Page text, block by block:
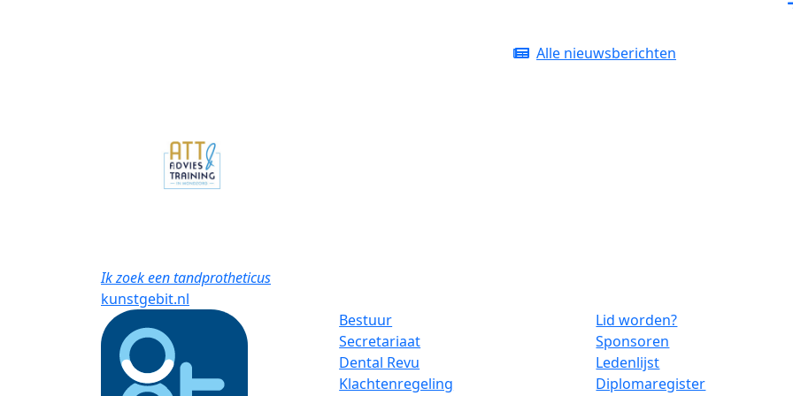
Alle nieuwsberichten
Previous
Ik zoek een tandprotheticus
kunstgebit.nl
Bestuur
Secretariaat
Dental Revu
Klachtenregeling
Lid worden?
Sponsoren
Ledenlijst
Diplomaregister